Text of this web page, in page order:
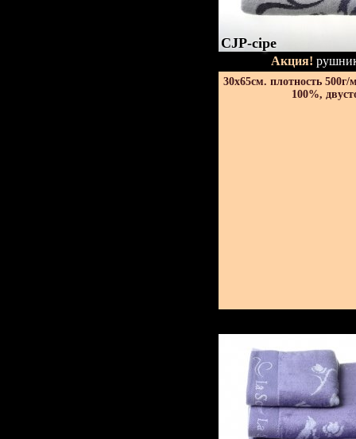
CJP-сіре
Акция!
30х65см. плотность 500г/
100%,